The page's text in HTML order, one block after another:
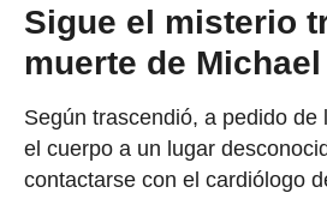
Sigue el misterio
muerte de
Según trascendió, a pedido de
el cuerpo a un lugar
contactarse con el cardiólogo